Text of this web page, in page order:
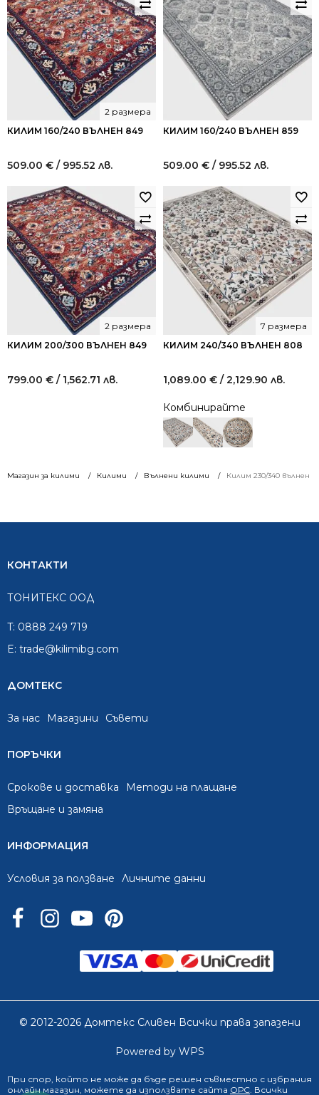
Магазин за килими Килими Вълнени килими Килим 230/340 вълнен
КИЛИМ 160/240 ВЪЛНЕН 849
2 размера
509.00 € / 995.52 лв.
КИЛИМ 160/240 ВЪЛНЕН 859
509.00 € / 995.52 лв.
КИЛИМ 200/300 ВЪЛНЕН 849
2 размера
799.00 € / 1,562.71 лв.
КИЛИМ 240/340 ВЪЛНЕН 808
7 размера
1,089.00 € / 2,129.90 лв.
Комбинирайте
КОНТАКТИ
ТОНИТЕКС ООД
T: 0888 249 719
E: trade@kilimibg.com
ДОМТЕКС
За нас Mагазини Съвети
ПОРЪЧКИ
Срокове и доставка
Методи на плащане
Връщане и замяна
ИНФОРМАЦИЯ
Условия за ползване Личните данни
© 2012-2026 Домтекс Сливен Всички права запазени
Powered by WPS
При спор, който не може да бъде решен съвместно с избрания
онлайн магазин, можете да използвате сайта ОРС. Всички